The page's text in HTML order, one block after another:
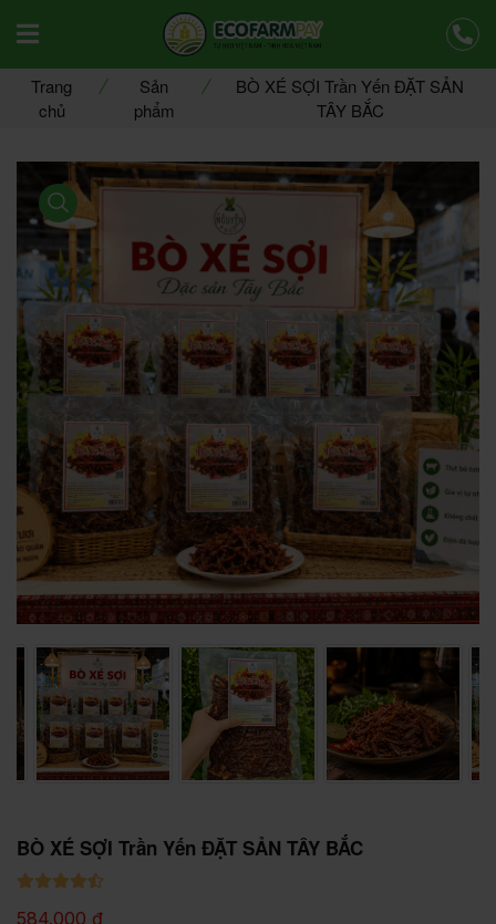
Offcanvas Menu Mobile Open
Trang
chủ
Sản
phẩm
BÒ XÉ SỢI Trần Yến ĐẶT SẢN
TÂY BẮC
product view
BÒ XÉ SỢI Trần Yến ĐẶT SẢN TÂY BẮC
584.000 đ